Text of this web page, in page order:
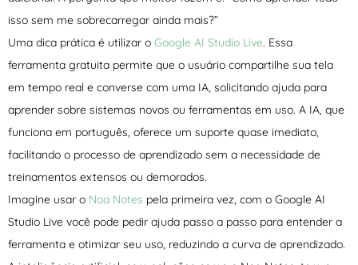
isso sem me sobrecarregar ainda mais?”
Uma dica prática é utilizar o Google AI Studio Live. Essa
ferramenta gratuita permite que o usuário compartilhe sua tela
em tempo real e converse com uma IA, solicitando ajuda para
aprender sobre sistemas novos ou ferramentas em uso. A IA, que
funciona em português, oferece um suporte quase imediato,
facilitando o processo de aprendizado sem a necessidade de
treinamentos extensos ou demorados.
Imagine usar o Noa Notes pela primeira vez, com o Google AI
Studio Live você pode pedir ajuda passo a passo para entender a
ferramenta e otimizar seu uso, reduzindo a curva de aprendizado.